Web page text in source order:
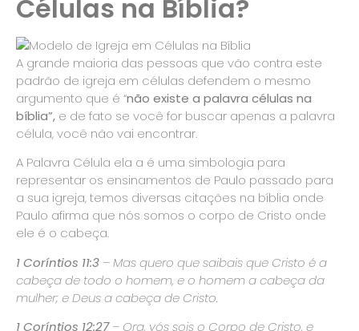
Células na Bíblia?
A grande maioria das pessoas que vão contra este
padrão de igreja em células defendem o mesmo
argumento que é “não existe a palavra células na
bíblia”, e de fato se você for buscar apenas a palavra
célula, você não vai encontrar.
A Palavra Célula ela a é uma simbologia para
representar os ensinamentos de Paulo passado para
a sua igreja, temos diversas citações na bíblia onde
Paulo afirma que nós somos o corpo de Cristo onde
ele é o cabeça.
1 Coríntios 11:3 – Mas quero que saibais que Cristo é a
cabeça de todo o homem, e o homem a cabeça da
mulher; e Deus a cabeça de Cristo.
1 Coríntios 12:27– Ora, vós sois o Corpo de Cristo, e